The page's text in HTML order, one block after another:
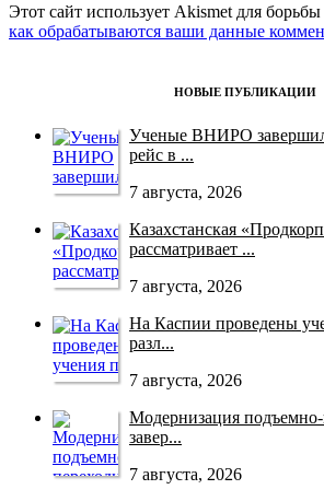
Этот сайт использует Akismet для
как обрабатываются ваши данные
НОВЫЕ ПУБЛИКАЦИИ
Ученые ВНИРО
рейс в ...
7 августа, 2026
Казахстанская
рассматривает ...
7 августа, 2026
На Каспии проведены
разл...
7 августа, 2026
Модернизация
завер...
7 августа, 2026